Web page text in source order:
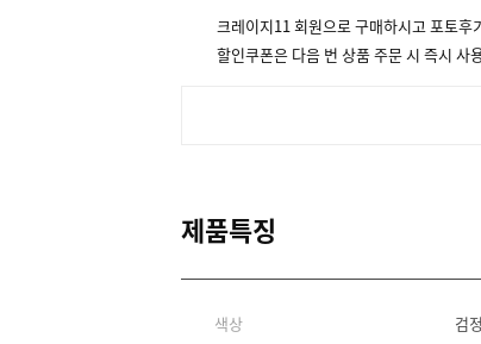
크레이지11 회원으로 구매하시고 포토후
할인쿠폰은 다음 번 상품 주문 시 즉시 사
제품특징
색상
검정